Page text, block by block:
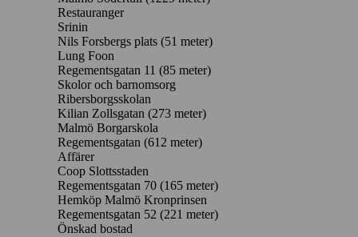
Restauranger
Srinin
Nils Forsbergs plats (51 meter)
Lung Foon
Regementsgatan 11 (85 meter)
Skolor och barnomsorg
Ribersborgsskolan
Kilian Zollsgatan (273 meter)
Malmö Borgarskola
Regementsgatan (612 meter)
Affärer
Coop Slottsstaden
Regementsgatan 70 (165 meter)
Hemköp Malmö Kronprinsen
Regementsgatan 52 (221 meter)
Önskad bostad